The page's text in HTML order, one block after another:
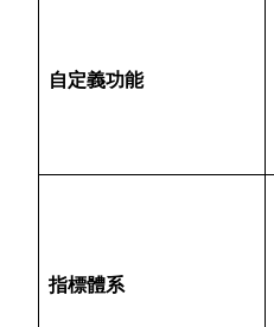
自定義功能
指標體系